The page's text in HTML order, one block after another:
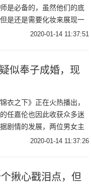
是必备的，虽然他们的底
是还是需要化妆来展现一
王一博在帮嘉宾化妆的过程
2020-01-14 11:37:51
似奉子成婚，现
衣之下》正在火热播出，
任嘉伦也因此收获众多迷
剧情的发展，两位男女主
常互怼的模式向虐狗撒花的
2020-01-14 11:37:26
个揪心戳泪点，但